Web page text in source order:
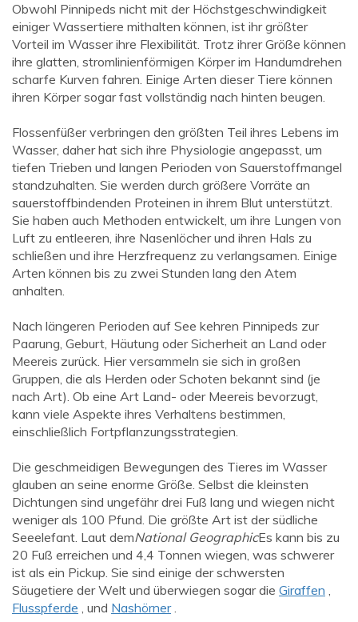
Obwohl Pinnipeds nicht mit der Höchstgeschwindigkeit
einiger Wassertiere mithalten können, ist ihr größter
Vorteil im Wasser ihre Flexibilität. Trotz ihrer Größe können
ihre glatten, stromlinienförmigen Körper im Handumdrehen
scharfe Kurven fahren. Einige Arten dieser Tiere können
ihren Körper sogar fast vollständig nach hinten beugen.
Flossenfüßer verbringen den größten Teil ihres Lebens im
Wasser, daher hat sich ihre Physiologie angepasst, um
tiefen Trieben und langen Perioden von Sauerstoffmangel
standzuhalten. Sie werden durch größere Vorräte an
sauerstoffbindenden Proteinen in ihrem Blut unterstützt.
Sie haben auch Methoden entwickelt, um ihre Lungen von
Luft zu entleeren, ihre Nasenlöcher und ihren Hals zu
schließen und ihre Herzfrequenz zu verlangsamen. Einige
Arten können bis zu zwei Stunden lang den Atem
anhalten.
Nach längeren Perioden auf See kehren Pinnipeds zur
Paarung, Geburt, Häutung oder Sicherheit an Land oder
Meereis zurück. Hier versammeln sie sich in großen
Gruppen, die als Herden oder Schoten bekannt sind (je
nach Art). Ob eine Art Land- oder Meereis bevorzugt,
kann viele Aspekte ihres Verhaltens bestimmen,
einschließlich Fortpflanzungsstrategien.
Die geschmeidigen Bewegungen des Tieres im Wasser
glauben an seine enorme Größe. Selbst die kleinsten
Dichtungen sind ungefähr drei Fuß lang und wiegen nicht
weniger als 100 Pfund. Die größte Art ist der südliche
Seeelefant. Laut demNational GeographicEs kann bis zu
20 Fuß erreichen und 4,4 Tonnen wiegen, was schwerer
ist als ein Pickup. Sie sind einige der schwersten
Säugetiere der Welt und überwiegen sogar die Giraffen ,
Flusspferde , und Nashörner.